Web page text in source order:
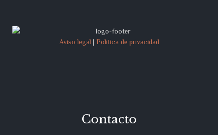
Aviso legal | Política de privacidad
Contacto